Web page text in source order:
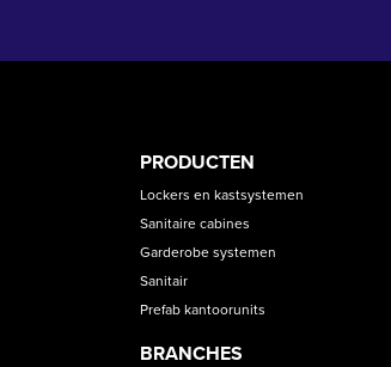
PRODUCT
CATEGORIES
PRODUCTEN
Lockers en kastsystemen
Sanitaire cabines
Garderobe systemen
Sanitair
Prefab kantoorunits
BRANCHES